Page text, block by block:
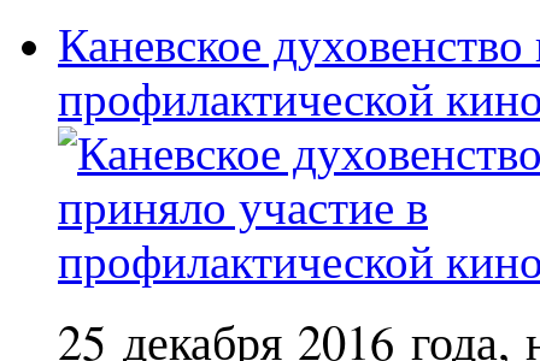
Каневское
профилактической
25 декабря 2016